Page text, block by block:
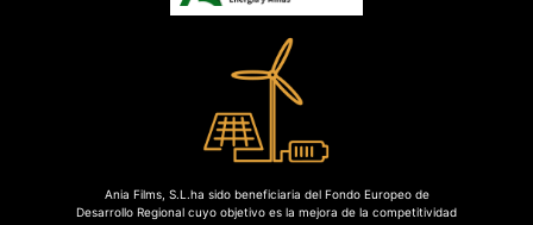
Ania Films, S.L.ha sido beneficiaria del Fondo Europeo de
Desarrollo Regional cuyo objetivo es la mejora de la competitividad